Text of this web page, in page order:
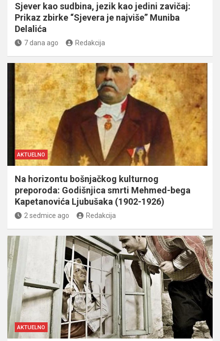
Sjever kao sudbina, jezik kao jedini zavičaj:
Prikaz zbirke “Sjevera je najviše” Muniba
Delalića
7 dana ago Redakcija
AKTUELNO
Na horizontu bošnjačkog kulturnog
preporoda: Godišnjica smrti Mehmed-bega
Kapetanovića Ljubušaka (1902-1926)
2 sedmice ago Redakcija
AKTUELNO